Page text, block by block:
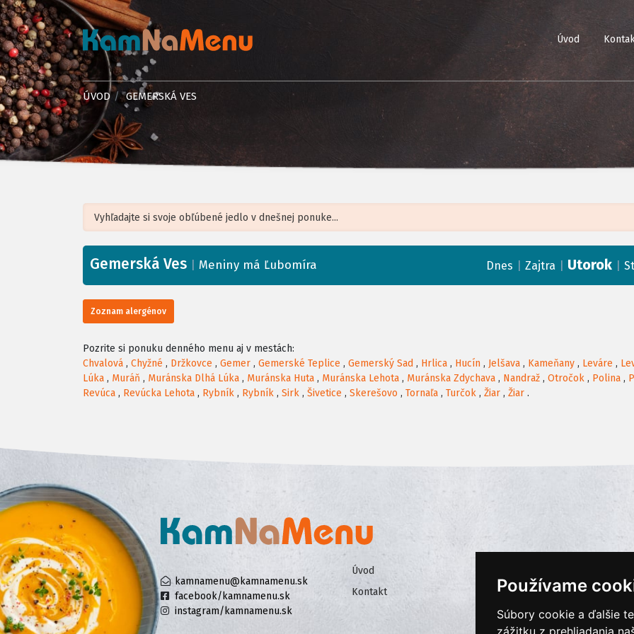
Používame
Súbory cookie a ďalšie
zážitku z prehliadania
Úvod
ÚVOD GEMERSKÁ VES
+
−
Gemerská Ves Meniny má Ľubomíra Dnes Zajtra Utorok
Zoznam alergénov
Pozrite si ponuku denného menu aj v mestách:
Chvalová , Chyžné , Držkovce , Gemer , Gemerské Teplice , Gemerský Sad , Hrlica , Hucín , Jelšava , Kameňany , Leváre ,
Lúka , Muráň , Muránska Dlhá Lúka , Muránska Huta , Muránska Lehota , Muránska Zdychava , Nandraž , Otročok , Polina ,
Revúca , Revúcka Lehota , Rybník , Rybník , Sirk , Šivetice , Skerešovo , Tornaľa , Turčok , Žiar , Žiar .
kamnamenu@kamnamenu.sk
facebook/kamnamenu.sk
instagram/kamnamenu.sk
Úvod
Kontakt
Ochrana osobných údajov
Cookies